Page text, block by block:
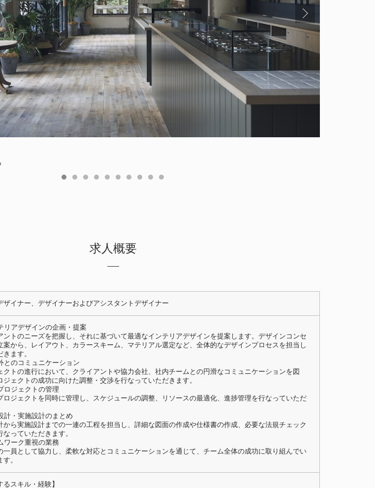
Nagata
Takuya Nagata
Photo.Co,.Ltd
Masaaki Inoue (Bouillon inc)
求人概要
ザイナー、デザイナーおよびアシスタントデザイナー
リアデザインの企画・提案
ントのニーズを把握し、それに基づいて最適なインテリアデザインを提案します。デザインコンセ
案から、レイアウト、カラースキーム、マテリアル選定など、全体的なデザインプロセスを担当し
きます。
とのコミュニケーション
クトの進行において、クライアントや協力会社、社内チームとの円滑なコミュニケーションを図
ジェクトの成功に向けた調整・交渉を行なっていただきます。
ロジェクトの管理
ロジェクトを同時に管理し、スケジュールの調整、リソースの最適化、進捗管理を行なっていただ
計・実施設計のまとめ
から実施設計までの一連の工程を担当し、詳細な図面の作成や仕様書の作成、必要な法規チェック
なっていただきます。
ワーク重視の業務
一員として協力し、柔軟な対応とコミュニケーションを通じて、チーム全体の成功に取り組んでい
。
るスキル・経験】